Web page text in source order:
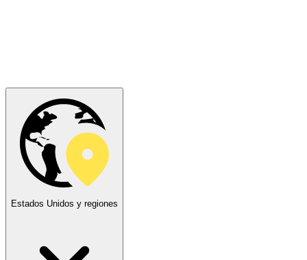
Estados Unidos y regiones